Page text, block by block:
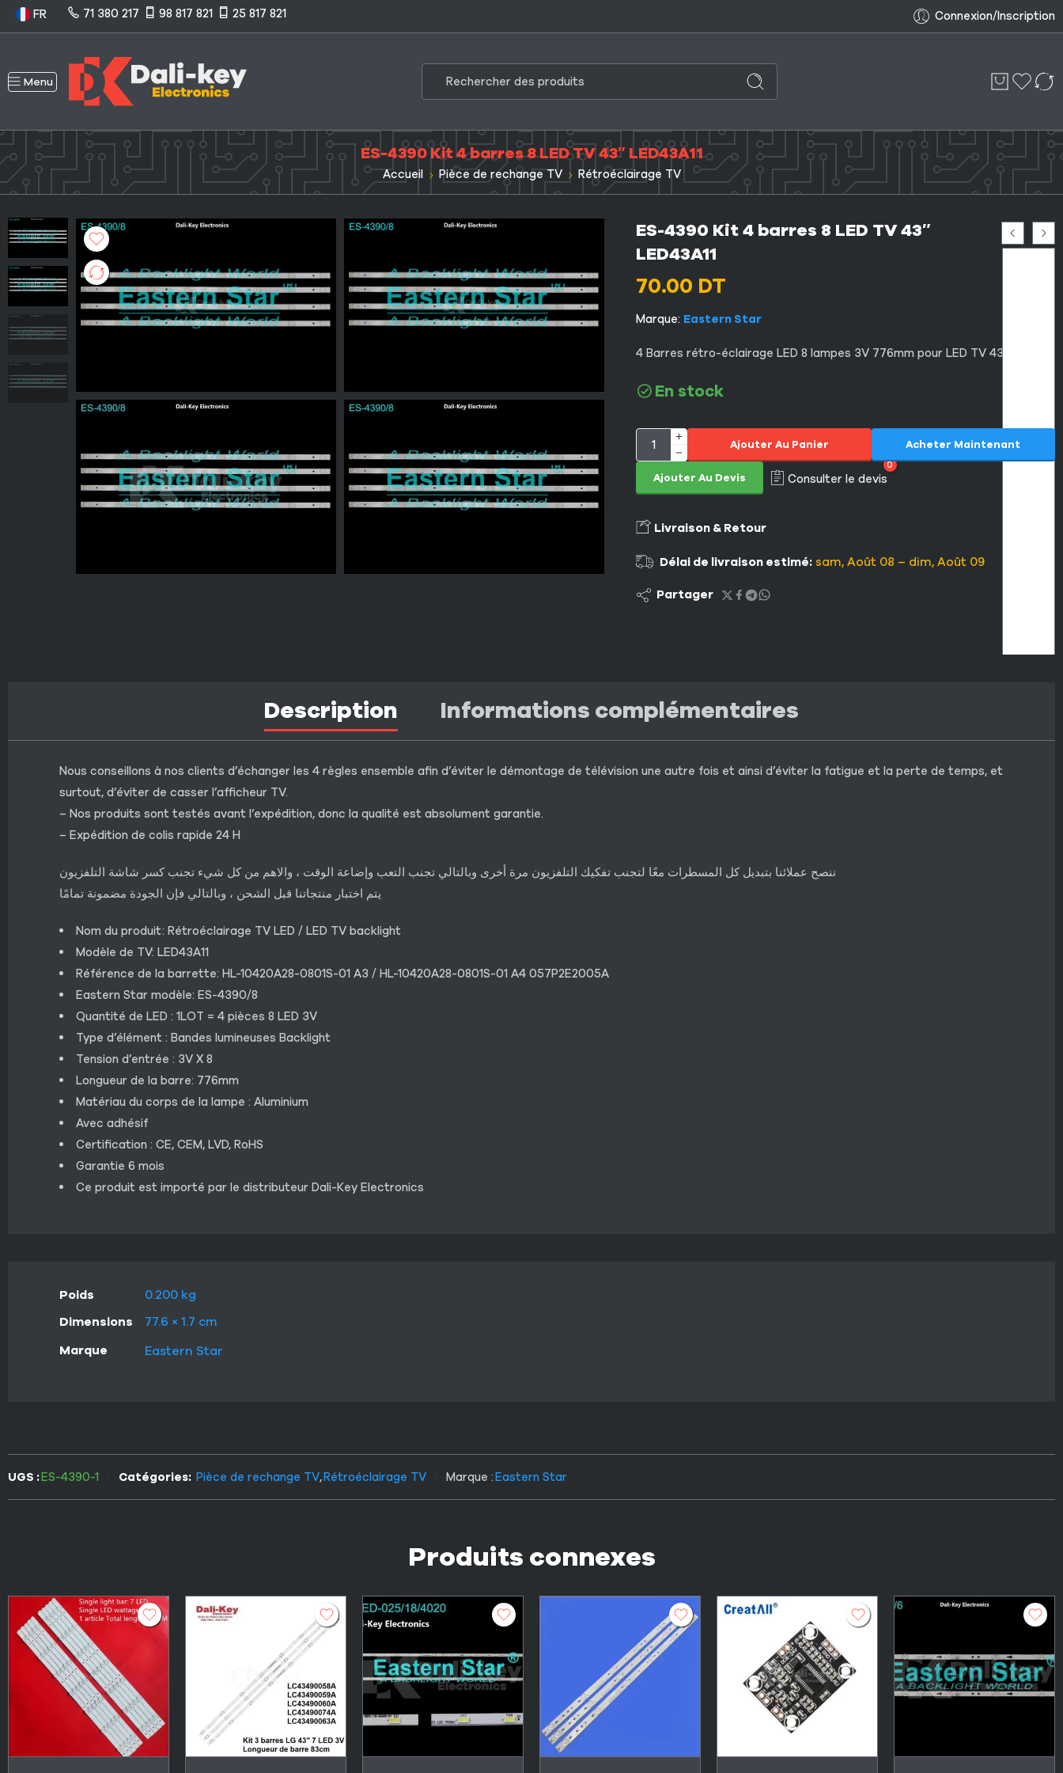
FR 71 380 217 98 817 821 25 817 821 Connexion/Inscription
Menu
ES-4390 Kit 4 barres 8 LED TV 43″ LED43A11
Accueil Pièce de rechange TV Rétroéclairage TV
ES-4390 Kit 4 barres 8 LED TV 43″
LED43A11
70.00 DT
Marque: Eastern Star
4 Barres rétro-éclairage LED 8 lampes 3V 776mm pour LED TV 43″.
En stock
Ajouter Au Panier
Ajouter Au Devis Consulter le devis
0
Acheter Maintenant
Livraison & Retour
Délai de livraison estimé: sam, Août 08 – dim, Août 09
Partager
Description Informations complémentaires
Nous conseillons à nos clients d’échanger les 4 règles ensemble afin d’éviter le démontage de télévision une autre fois et ainsi d’éviter la fatigue et la perte de temps, et
surtout, d’éviter de casser l’afficheur TV.
– Nos produits sont testés avant l’expédition, donc la qualité est absolument garantie.
– Expédition de colis rapide 24 H
ننصح عملائنا بتبديل كل المسطرات معًا لتجنب تفكيك التلفزيون مرة أخرى وبالتالي تجنب التعب وإضاعة الوقت ، والاهم من كل شيء تجنب كسر شاشة التلفزيون
يتم اختبار منتجاتنا قبل الشحن ، وبالتالي فإن الجودة مضمونة تمامًا
Nom du produit: Rétroéclairage TV LED / LED TV backlight
Modèle de TV: LED43A11
Référence de la barrette: HL-10420A28-0801S-01 A3 / HL-10420A28-0801S-01 A4 057P2E2005A
Eastern Star modèle: ES-4390/8
Quantité de LED : 1LOT = 4 pièces 8 LED 3V
Type d’élément : Bandes lumineuses Backlight
Tension d’entrée : 3V X 8
Longueur de la barre: 776mm
Matériau du corps de la lampe : Aluminium
Avec adhésif
Certification : CE, CEM, LVD, RoHS
Garantie 6 mois
Ce produit est importé par le distributeur Dali-Key Electronics
Poids
0.200 kg
Dimensions
77.6 × 1.7 cm
Marque
Eastern Star
UGS :ES-4390-1 Catégories: Pièce de rechange TV,Rétroéclairage TV Marque :Eastern Star
Produits connexes